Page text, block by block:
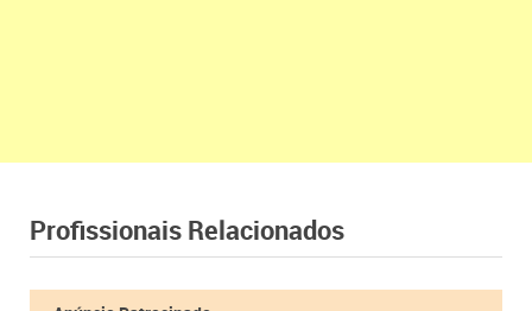
Profissionais Relacionados